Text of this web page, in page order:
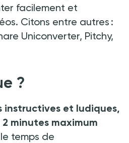
facilement et
Citons entre autres :
Uniconverter, Pitchy,
?
instructives et ludiques,
2 minutes maximum
temps de